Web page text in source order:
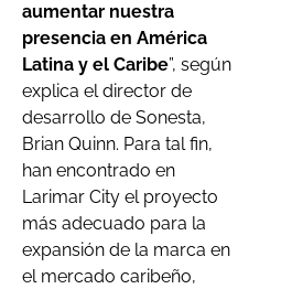
aumentar nuestra
presencia en América
Latina y el Caribe”, según
explica el director de
desarrollo de Sonesta,
Brian Quinn. Para tal fin,
han encontrado en
Larimar City el proyecto
más adecuado para la
expansión de la marca en
el mercado caribeño,